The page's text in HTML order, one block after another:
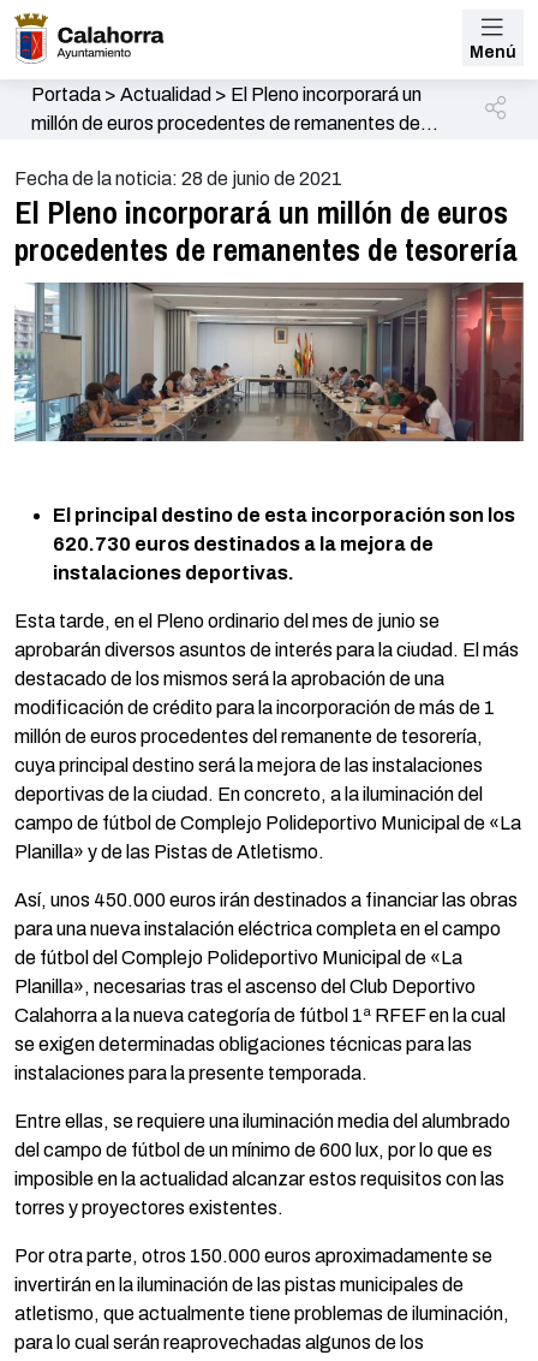
Menú
Portada> Actualidad > El Pleno incorporará un
millón de euros procedentes de remanentes de
Fecha de la noticia: 28 de junio de 2021
El Pleno incorporará un millón de euros
procedentes de remanentes de tesorería
El principal destino de esta incorporación son los
620.730 euros destinados a la mejora de
instalaciones deportivas.
Esta tarde, en el Pleno ordinario del mes de junio se
aprobarán diversos asuntos de interés para la ciudad. El más
destacado de los mismos será la aprobación de una
modificación de crédito para la incorporación de más de 1
millón de euros procedentes del remanente de tesorería,
cuya principal destino será la mejora de las instalaciones
deportivas de la ciudad. En concreto, a la iluminación del
campo de fútbol de Complejo Polideportivo Municipal de «La
Planilla» y de las Pistas de Atletismo.
Así, unos 450.000 euros irán destinados a financiar las obras
para una nueva instalación eléctrica completa en el campo
de fútbol del Complejo Polideportivo Municipal de «La
Planilla», necesarias tras el ascenso del Club Deportivo
Calahorra a la nueva categoría de fútbol 1ª RFEF en la cual
se exigen determinadas obligaciones técnicas para las
instalaciones para la presente temporada.
Entre ellas, se requiere una iluminación media del alumbrado
del campo de fútbol de un mínimo de 600 lux, por lo que es
imposible en la actualidad alcanzar estos requisitos con las
torres y proyectores existentes.
Por otra parte, otros 150.000 euros aproximadamente se
invertirán en la iluminación de las pistas municipales de
atletismo, que actualmente tiene problemas de iluminación,
para lo cual serán reaprovechadas algunos de los